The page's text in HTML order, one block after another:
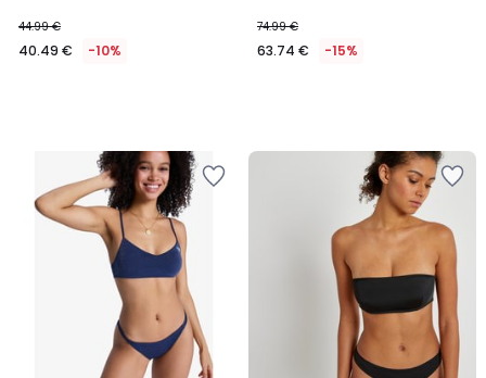
44.99 €
40.49 € -10%
74.99 €
63.74 € -15%